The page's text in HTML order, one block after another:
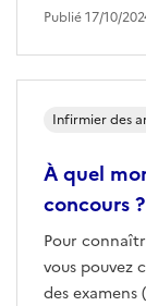
Publié 17/10/
À quel
concours ?
Pour
vous pouvez
des examens
Infirmier des